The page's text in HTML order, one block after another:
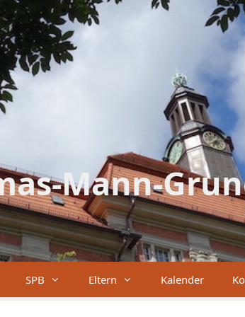
Mann-
SPB Eltern Kalender